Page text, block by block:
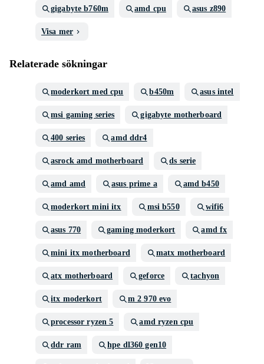
gigabyte b760m amd cpu asus z890
Visa mer
Relaterade sökningar
moderkort med cpu b450m asus intel
msi gaming series gigabyte motherboard
400 series amd ddr4
asrock amd motherboard ds serie
amd amd asus prime a amd b450
moderkort mini itx msi b550 wifi6
asus 770 gaming moderkort amd fx
mini itx motherboard matx motherboard
atx motherboard geforce tachyon
itx moderkort m 2 970 evo
processor ryzen 5 amd ryzen cpu
ddr ram hpe dl360 gen10